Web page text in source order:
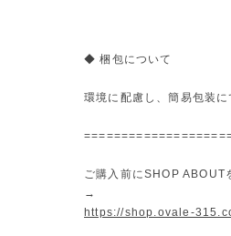
◆ 梱包について
環境に配慮し、簡易包装に
ご購入前にSHOP ABOUT
→
https://shop.ovale-